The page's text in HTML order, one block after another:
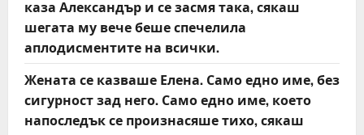
a
t
i
o
каза Александър и се засмя така, сякаш
шегата му вече беше спечелила
аплодисментите на всички.
Жената се казваше Елена. Само едно име, без
сигурност зад него. Само едно име, което
напоследък се произнасяше тихо, сякаш